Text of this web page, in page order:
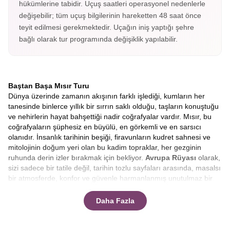
hükümlerine tabidir. Uçuş saatleri operasyonel nedenlerle
değişebilir; tüm uçuş bilgilerinin hareketten 48 saat önce
teyit edilmesi gerekmektedir. Uçağın iniş yaptığı şehre
bağlı olarak tur programında değişiklik yapılabilir.
Baştan Başa Mısır Turu
Dünya üzerinde zamanın akışının farklı işlediği, kumların her
tanesinde binlerce yıllık bir sırrın saklı olduğu, taşların konuştuğu
ve nehirlerin hayat bahşettiği nadir coğrafyalar vardır. Mısır, bu
coğrafyaların şüphesiz en büyülü, en görkemli ve en sarsıcı
olanıdır. İnsanlık tarihinin beşiği, firavunların kudret sahnesi ve
mitolojinin doğum yeri olan bu kadim topraklar, her gezginin
ruhunda derin izler bırakmak için bekliyor. Avrupa Rüyası olarak,
sizi sadece bir tatile değil, tarihin tozlu sayfaları arasında, masalsı
bir atmosferde, konfor ve güvenle harmanlanmış unutulmaz bir
rotamızla, bu eşsiz serüvende yerinizi almaya hazır mısınız?
Bu yolculuk, sadece coğrafi bir yer değiştirme değil, aynı
Daha Fazla